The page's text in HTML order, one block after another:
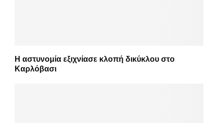
Η αστυνομία εξιχνίασε κλοπή δικύκλου στο
Καρλόβασι